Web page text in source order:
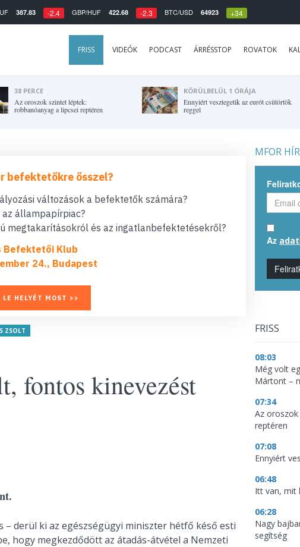
387.83 -2.4 GBP/HUF 422.68 -2.3 BTC/USD 64923 +34
FRISS VIDEÓK PODCAST ÁRRÉSSTOP ROVATOK
38 PERCE
Az oroszok szintet léptek:
robbanóanyag a lipcsei reptéren
KÖRÜLBELÜL 1 ÓRÁJA
Ennyiért vesztegetik az eurót csütörtök
reggel
befektetőkre ősszel?
változások a befektetők számára?
állampapírpiac?
megtakarításokról és az ingatlanbefektetésekről?
Befektetői Klub
24., Budapest
LE HELYÉT MOST >>
ZSOLT
fontos kinevezést
derül ki az egészségügyi miniszter hétfő késő esti
hogy megkezdődött az átadás-átvétel a Nemzeti
MFOR
Az
FRISS
08:03
Még volt
Mártont –
07:34
Az
reptéren
07:08
Ennyiért
06:48
Itt van, mit
06:28
Nagy
segítség